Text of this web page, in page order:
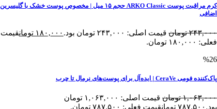
کرم مراقبت پوست ARKO Classic حجم ۱۵ میل | مخصوص پوست خشک با گلیسرین
اضافی
۲۴۳,۰۰۰ تومان قیمت اصلی: ۲۴۳,۰۰۰ تومان بود. ۱۸۰,۰۰۰ تومانقیمت
فعلی: ۱۸۰,۰۰۰ تومان.
%26
پاک‌کننده فومی CeraVe | ایده‌آل برای پوست‌های نرمال تا چرب
۱,۰۶۳,۰۰۰ تومان
قیمت اصلی: ۱,۰۶۳,۰۰۰ تومان
بود. ۷۸۷,۵۰۰ تومانقیمت فعلی: ۷۸۷,۵۰۰ تومان.